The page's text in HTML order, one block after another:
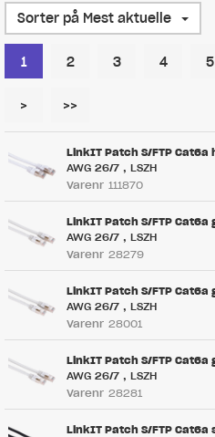
Sorter på Mest aktuelle
1 2 3 4 5
> >>
LinkIT Patch S/FTP Cat6a
AWG 26/7 , LSZH
Varenr 111870
LinkIT Patch S/FTP Cat6a
AWG 26/7 , LSZH
Varenr 28279
LinkIT Patch S/FTP Cat6a
AWG 26/7 , LSZH
Varenr 28001
LinkIT Patch S/FTP Cat6a
AWG 26/7 , LSZH
Varenr 28281
LinkIT Patch S/FTP Cat6a